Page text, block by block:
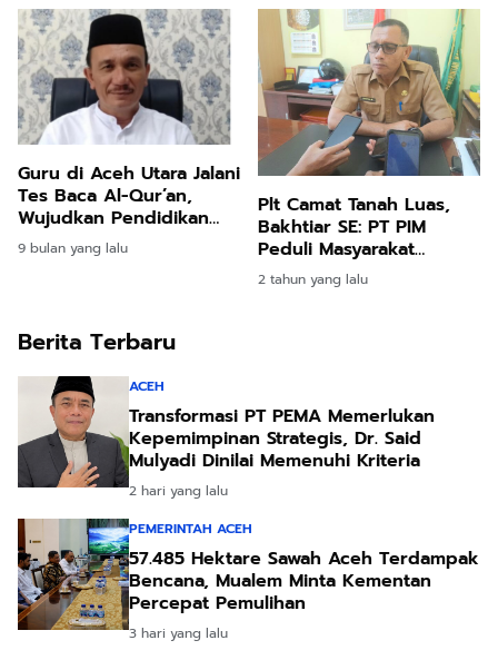
Guru di Aceh Utara Jalani
Tes Baca Al-Qur’an,
Wujudkan Pendidikan
Bernilai Islami
9 bulan yang lalu
Plt Camat Tanah Luas,
Bakhtiar SE: PT PIM
Peduli Masyarakat
Terdampak Bencana
2 tahun yang lalu
Berita Terbaru
ACEH
Transformasi PT PEMA Memerlukan
Kepemimpinan Strategis, Dr. Said
Mulyadi Dinilai Memenuhi Kriteria
2 hari yang lalu
PEMERINTAH ACEH
57.485 Hektare Sawah Aceh Terdampak
Bencana, Mualem Minta Kementan
Percepat Pemulihan
3 hari yang lalu